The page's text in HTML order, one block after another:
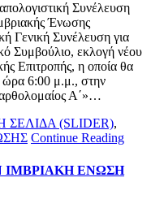
Συνέλευση
Ένωσης
Γενική Συνέλευση για
Συμβούλιο, εκλογή νέου
Επιτροπής, η οποία θα
ώρα 6:00 μ.μ., στην
Α΄»…
ΣΕΛΙΔΑ (SLIDER),
Continue Reading
ΙΜΒΡΙΑΚΗ ΕΝΩΣΗ